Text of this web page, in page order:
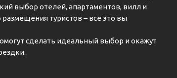
выбор отелей, апартаментов, вилл и
туристов – все это вы
сделать идеальный выбор и окажут